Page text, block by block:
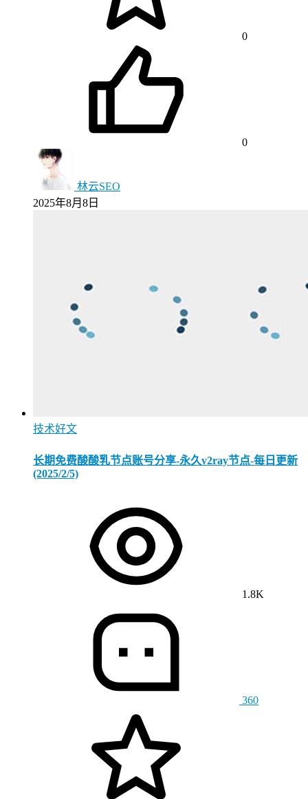
0
0
林云SEO
2025年8月8日
技术好文
长期免费酸酸乳节点账号分享-永久v2ray节点-每日更新
(2025/2/5)
1.8K
360